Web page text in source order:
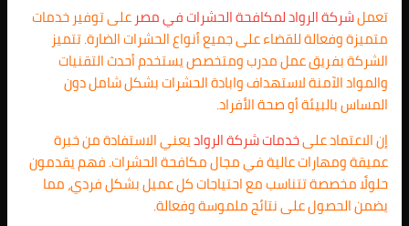
تعملشركة الرواد لمكافحة الحشرات في مصر على توفير خدمات
متميزة وفعالة للقضاء على جميع أنواع الحشرات الضارة. تتميز
الشركة بفريق عمل مدرب ومتخصص يستخدم أحدث التقنيات
والمواد الآمنة لاستهداف وابادة الحشرات بشكل شامل دون
المساس بالبيئة أو صحة الأفراد.
إن الاعتماد علىخدمات شركة الرواديعني الاستفادة من خبرة
عميقة ومهارات عالية في مجال مكافحة الحشرات. فهم يقدمون
حلولًا مخصصة تتناسب مع احتياجات كل عميل بشكل فردي، مما
يضمن الحصول على نتائج ملموسة وفعالة.